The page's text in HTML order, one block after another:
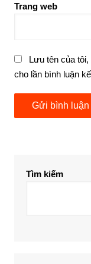
Trang web
Lưu tên của
cho lần bình luận
Tìm kiếm